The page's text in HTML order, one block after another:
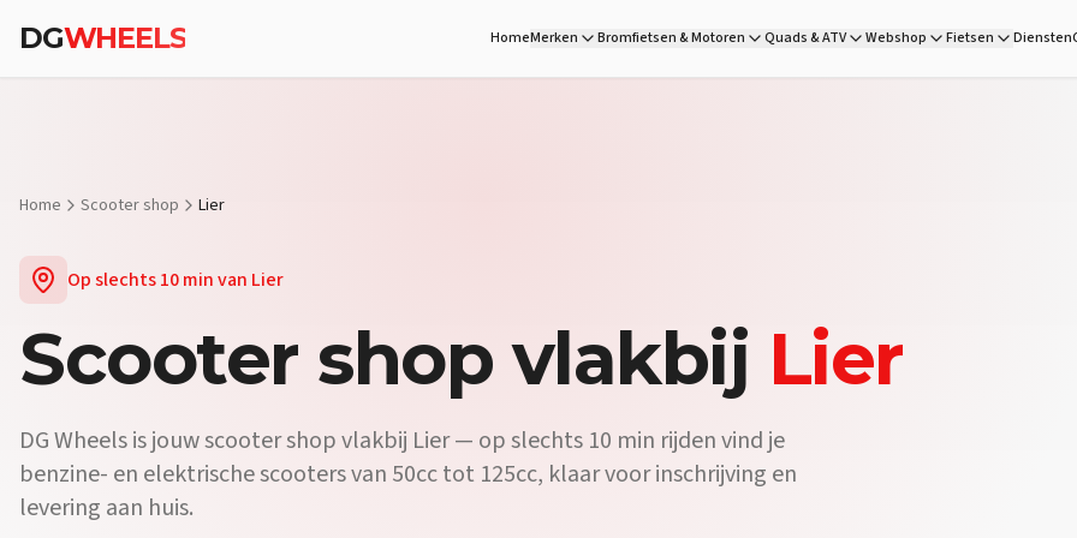
Vraag:Is er een scooterdealer in de buurt van Lier? Antwoord:Ja, DG Wheels is de officiële scooterdealer vlakbij Lier. Op 10 min
DGWHEELS HomeMerken Bromfietsen & Motoren Quads & ATV Webshop Fietsen Diensten
Home Scooter shop Lier
Op slechts10 minvan Lier
Scooter shop vlakbij Lier
DG Wheels is jouw scooter shop vlakbij Lier — op slechts 10 min rijden vind je
benzine- en elektrische scooters van 50cc tot 125cc, klaar voor inschrijving en
levering aan huis.